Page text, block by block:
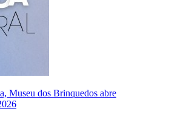
Museu dos Brinquedos abre